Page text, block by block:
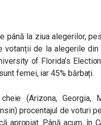
până la ziua alegerilor,
votanții de la alegerile
of Florida’s
femei, iar 45% bărbați.
(Arizona, Georgia,
procentajul de voturi
apropiat. Până acum, în